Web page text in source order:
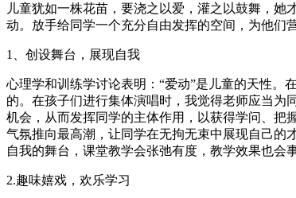
儿童犹如一株花苗，要浇之以爱，灌之以鼓舞，
动。放手给同学一个充分自由发挥的空间，为他们
1、创设舞台，展现自我
心理学和训练学讨论表明：“爱动”是儿童的天性。
的。在孩子们进行集体演唱时，我觉得老师应当为
机会，从而发挥同学的主体作用，以获得学问、把
气氛推向最高潮，让同学在无拘无束中展现自己的
自我的舞台，课堂教学会张弛有度，教学效果也会
2.趣味嬉戏，欢乐学习